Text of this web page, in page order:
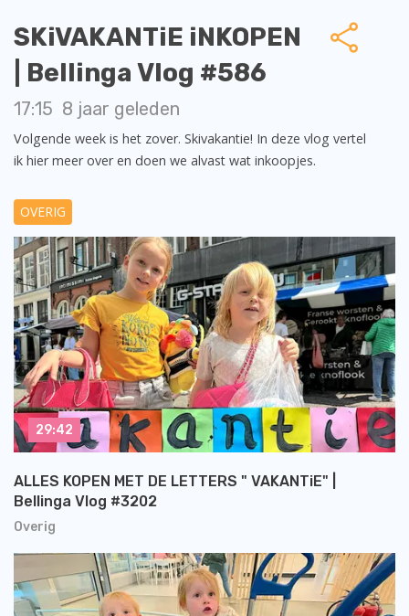
SKiVAKANTiE iNKOPEN
| Bellinga Vlog #586
17:15 8 jaar geleden
Volgende week is het zover. Skivakantie! In deze vlog vertel
ik hier meer over en doen we alvast wat inkoopjes.
OVERIG
Overig
ALLES KOPEN MET DE LETTERS " VAKANTiE" |
Bellinga Vlog #3202
29:42